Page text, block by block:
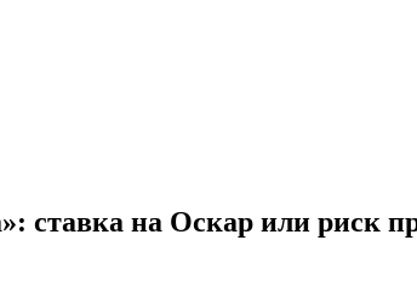
ставка на Оскар или риск